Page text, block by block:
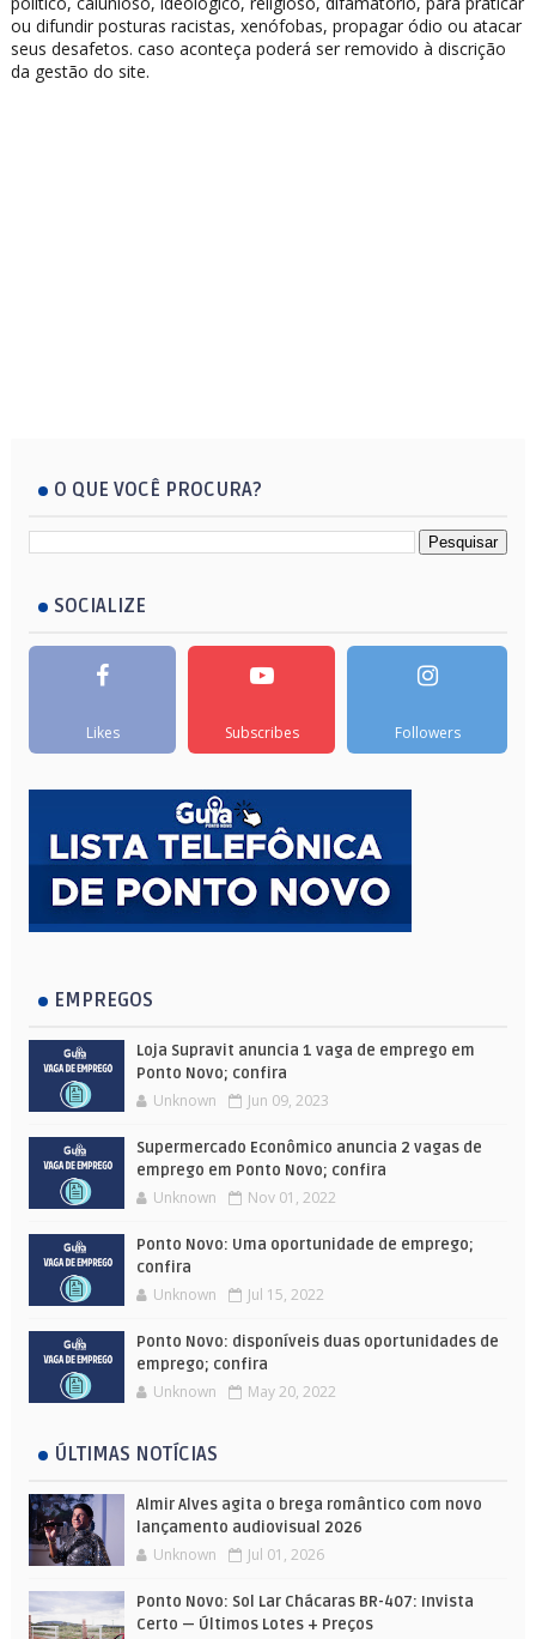
ou difundir posturas racistas, xenófobas, propagar ódio ou atacar
seus desafetos. caso aconteça poderá ser removido à discrição
da gestão do site.
O QUE VOCÊ PROCURA?
SOCIALIZE
Likes Subscribes Followers
EMPREGOS
Loja Supravit anuncia 1 vaga de emprego em
Ponto Novo; confira
Unknown Jun 09, 2023
Supermercado Econômico anuncia 2 vagas de
emprego em Ponto Novo; confira
Unknown Nov 01, 2022
Ponto Novo: Uma oportunidade de emprego;
confira
Unknown Jul 15, 2022
Ponto Novo: disponíveis duas oportunidades de
emprego; confira
Unknown May 20, 2022
ÚLTIMAS NOTÍCIAS
Almir Alves agita o brega romântico com novo
lançamento audiovisual 2026
Unknown Jul 01, 2026
Ponto Novo: Sol Lar Chácaras BR-407: Invista
Certo — Últimos Lotes + Preços